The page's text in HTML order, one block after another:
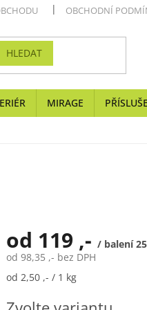
OBCHODNÍ
HLEDAT
MIRAGE
od 119 ,- / balení
od 98,35 ,- bez DPH
Měrná
od 2,50 ,- / 1 kg